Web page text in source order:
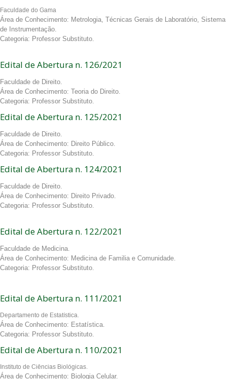
Faculdade do Gama
Área de Conhecimento: Metrologia, Técnicas Gerais de Laboratório, Sistema
de Instrumentação.
Categoria: Professor Substituto.
Edital de Abertura n. 126/2021
Faculdade de Direito.
Área de Conhecimento: Teoria do Direito.
Categoria: Professor Substituto.
Edital de Abertura n. 125/2021
Faculdade de Direito.
Área de Conhecimento: Direito Público.
Categoria: Professor Substituto.
Edital de Abertura n. 124/2021
Faculdade de Direito.
Área de Conhecimento: Direito Privado.
Categoria: Professor Substituto.
Edital de Abertura n. 122/2021
Faculdade de Medicina.
Área de Conhecimento: Medicina de Familia e Comunidade.
Categoria: Professor Substituto.
Edital de Abertura n. 111/2021
Departamento de Estatística.
Área de Conhecimento: Estatística.
Categoria: Professor Substituto.
Edital de Abertura n. 110/2021
Instituto de Ciências Biológicas.
Área de Conhecimento: Biologia Celular.